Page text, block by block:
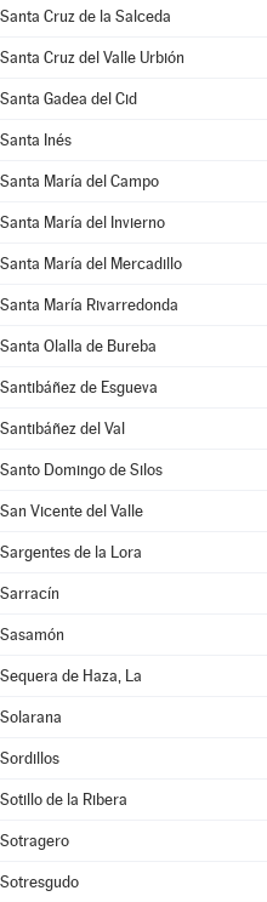
Santa Cruz de la Salceda
Santa Cruz del Valle Urbión
Santa Gadea del Cid
Santa Inés
Santa María del Campo
Santa María del Invierno
Santa María del Mercadillo
Santa María Rivarredonda
Santa Olalla de Bureba
Santibáñez de Esgueva
Santibáñez del Val
Santo Domingo de Silos
San Vicente del Valle
Sargentes de la Lora
Sarracín
Sasamón
Sequera de Haza, La
Solarana
Sordillos
Sotillo de la Ribera
Sotragero
Sotresgudo